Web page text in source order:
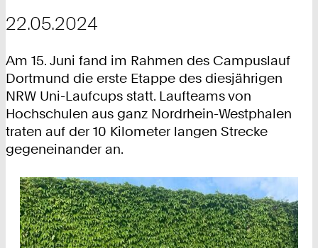
22.05.2024
Am 15. Juni fand im Rahmen des Campuslauf
Dortmund die erste Etappe des diesjährigen
NRW Uni-Laufcups statt. Laufteams von
Hochschulen aus ganz Nordrhein-Westphalen
traten auf der 10 Kilometer langen Strecke
gegeneinander an.